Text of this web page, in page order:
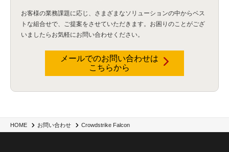
HOME お問い合わせ Crowdstrike Falcon
お客様の業務課題に応じ、さまざまなソリューションの中からベス
トな組合せで、
ご提案をさせていただきます。お困りのことがござ
いましたらお気軽にお問い合わせください。
メールでのお問い合わせは
こちらから